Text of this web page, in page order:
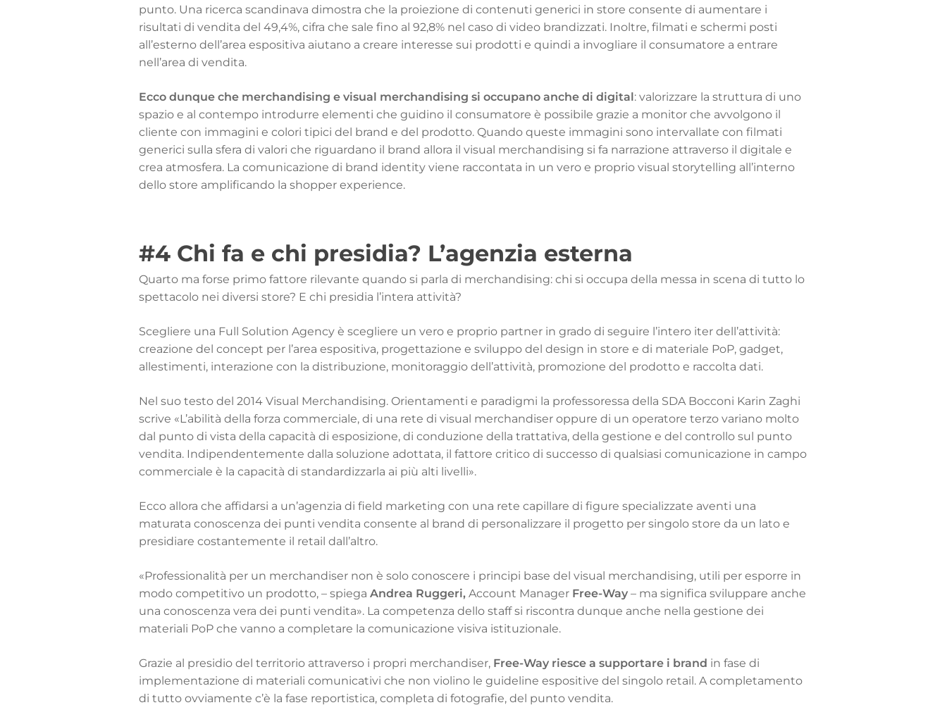
punto. Una ricerca scandinava dimostra che la proiezione di contenuti generici in store consente di aumentare i
risultati di vendita del 49,4%, cifra che sale fino al 92,8% nel caso di video brandizzati. Inoltre, filmati e schermi posti
all’esterno dell’area espositiva aiutano a creare interesse sui prodotti e quindi a invogliare il consumatore a entrare
nell’area di vendita.
Ecco dunque che merchandising e visual merchandising si occupano anche di digital : valorizzare la struttura di uno
spazio e al contempo introdurre elementi che guidino il consumatore è possibile grazie a monitor che avvolgono il
cliente con immagini e colori tipici del brand e del prodotto. Quando queste immagini sono intervallate con filmati
generici sulla sfera di valori che riguardano il brand allora il visual merchandising si fa narrazione attraverso il digitale e
crea atmosfera. La comunicazione di brand identity viene raccontata in un vero e propriovisual storytelling all’interno
dello store amplificando la shopper experience.
#4 Chi fa e chi presidia? L’agenzia esterna
Quarto ma forse primo fattore rilevante quando si parla di merchandising: chi si occupa della messa in scena di tutto lo
spettacolo nei diversi store? E chi presidia l’intera attività?
Scegliere una Full Solution Agency è scegliere un vero e proprio partner in grado di seguire l’intero iter dell’attività:
creazione del concept per l’area espositiva, progettazione e sviluppo del design in store e di materiale PoP, gadget,
allestimenti, interazione con la distribuzione, monitoraggio dell’attività, promozione del prodotto e raccolta dati.
Nel suo testo del 2014Visual Merchandising. Orientamenti e paradigmi la professoressa della SDA Bocconi Karin Zaghi
scrive «L’abilità della forza commerciale, di una rete di visual merchandiser oppure di un operatore terzo variano molto
dal punto di vista della capacità di esposizione, di conduzione della trattativa, della gestione e del controllo sul punto
vendita. Indipendentemente dalla soluzione adottata, il fattore critico di successo di qualsiasi comunicazione in campo
commerciale è la capacità di standardizzarla ai più alti livelli».
Ecco allora che affidarsi a un’agenzia di field marketing con una rete capillare di figure specializzate aventi una
maturata conoscenza dei punti vendita consente al brand di personalizzare il progetto per singolo store da un lato e
presidiare costantemente il retail dall’altro.
«Professionalità per un merchandiser non è solo conoscere i principi base del visual merchandising, utili per esporre in
modo competitivo un prodotto, – spiegaAndrea Ruggeri,Account Manager Free-Way – ma significa sviluppare anche
una conoscenza vera dei punti vendita». La competenza dello staff si riscontra dunque anche nella gestione dei
materiali PoP che vanno a completare la comunicazione visiva istituzionale.
Grazie al presidio del territorio attraverso i propri merchandiser, Free-Way riesce a supportare i brand in fase di
implementazione di materiali comunicativi che non violino le guideline espositive del singolo retail. A completamento
di tutto ovviamente c’è la fase reportistica, completa di fotografie, del punto vendita.